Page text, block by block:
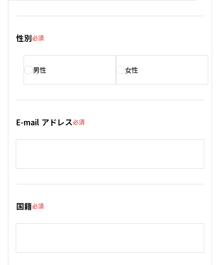
性別必須
男性 女性
E-mail アドレス必須
国籍必須